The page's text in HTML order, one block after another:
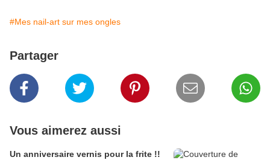
#Mes nail-art sur mes ongles
Partager
Vous aimerez aussi
Un anniversaire vernis pour la frite !!